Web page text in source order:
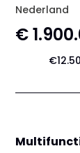
Nederland
€